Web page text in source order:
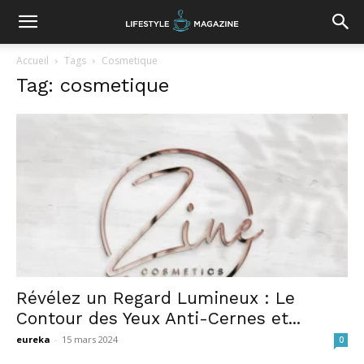
Accueil Tags Cosmetique
Tag: cosmetique
Révélez un Regard Lumineux : Le
Contour des Yeux Anti-Cernes et...
eureka - 15 mars 2024 0